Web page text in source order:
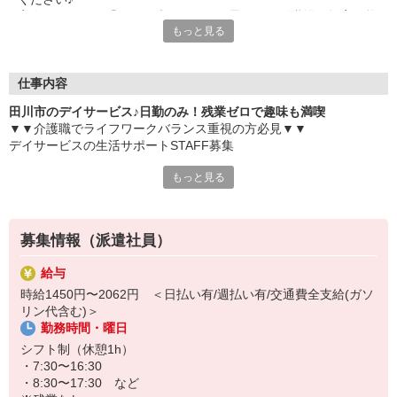
もっと見る
仕事内容
田川市のデイサービス♪日勤のみ！残業ゼロで趣味も満喫
▼▼介護職でライフワークバランス重視の方必見▼▼
デイサービスの生活サポートSTAFF募集
・見守り
・機能訓練（リハビリ）の補助
・送迎（運転できる方）
など
残業ゼロ・日勤のみだから、生活リズムも整いやすく、趣味や家族
の時間も大切にできます。
募集終了してしまう前にぜひご連絡ください♪
もっと見る
募集情報（派遣社員）
給与
時給1450円〜2062円 ＜日払い有/週払い有/交通費全支給(ガソ
リン代含む)＞
勤務時間・曜日
シフト制（休憩1h）
・7:30〜16:30
・8:30〜17:30 など